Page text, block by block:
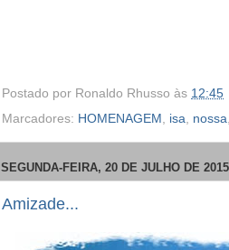
Postado por Ronaldo Rhusso às 12:45
Marcadores: HOMENAGEM , isa, nossa,
SEGUNDA-FEIRA, 20 DE JULHO DE 2015
Amizade...